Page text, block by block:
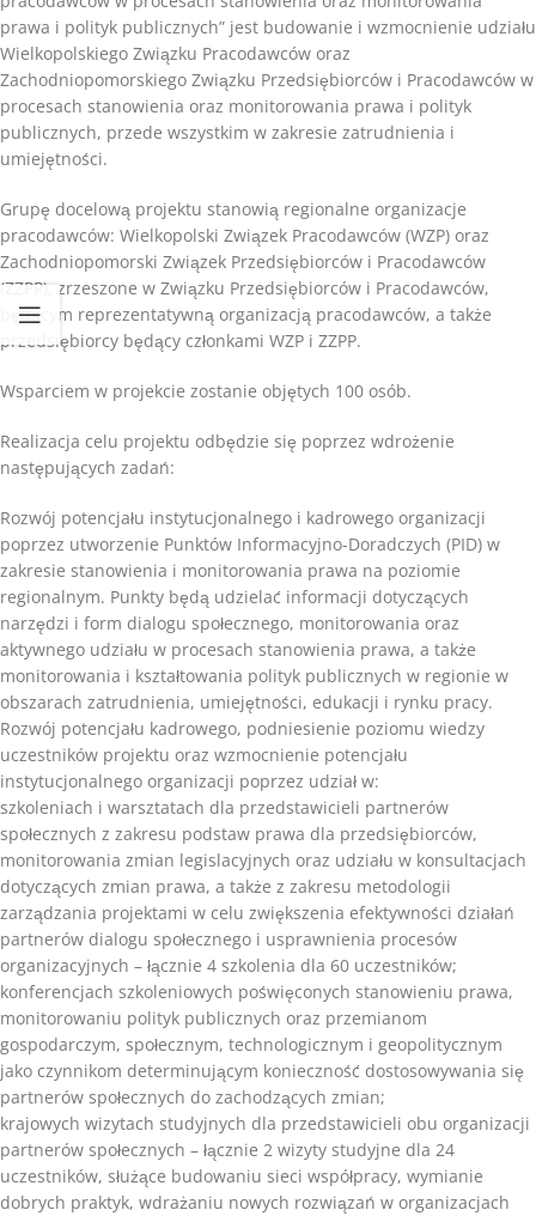
prawa i polityk publicznych” jest budowanie i wzmocnienie udziału
Wielkopolskiego Związku Pracodawców oraz
Zachodniopomorskiego Związku Przedsiębiorców i Pracodawców w
procesach stanowienia oraz monitorowania prawa i polityk
publicznych, przede wszystkim w zakresie zatrudnienia i
umiejętności.
Grupę docelową projektu stanowią regionalne organizacje
pracodawców: Wielkopolski Związek Pracodawców (WZP) oraz
Zachodniopomorski Związek Przedsiębiorców i Pracodawców
(ZZPP), zrzeszone w Związku Przedsiębiorców i Pracodawców,
będącym reprezentatywną organizacją pracodawców, a także
przedsiębiorcy będący członkami WZP i ZZPP.
Wsparciem w projekcie zostanie objętych 100 osób.
Realizacja celu projektu odbędzie się poprzez wdrożenie
następujących zadań:
Rozwój potencjału instytucjonalnego i kadrowego organizacji
poprzez utworzenie Punktów Informacyjno-Doradczych (PID) w
zakresie stanowienia i monitorowania prawa na poziomie
regionalnym. Punkty będą udzielać informacji dotyczących
narzędzi i form dialogu społecznego, monitorowania oraz
aktywnego udziału w procesach stanowienia prawa, a także
monitorowania i kształtowania polityk publicznych w regionie w
obszarach zatrudnienia, umiejętności, edukacji i rynku pracy.
Rozwój potencjału kadrowego, podniesienie poziomu wiedzy
uczestników projektu oraz wzmocnienie potencjału
instytucjonalnego organizacji poprzez udział w:
szkoleniach i warsztatach dla przedstawicieli partnerów
społecznych z zakresu podstaw prawa dla przedsiębiorców,
monitorowania zmian legislacyjnych oraz udziału w konsultacjach
dotyczących zmian prawa, a także z zakresu metodologii
zarządzania projektami w celu zwiększenia efektywności działań
partnerów dialogu społecznego i usprawnienia procesów
organizacyjnych – łącznie 4 szkolenia dla 60 uczestników;
konferencjach szkoleniowych poświęconych stanowieniu prawa,
monitorowaniu polityk publicznych oraz przemianom
gospodarczym, społecznym, technologicznym i geopolitycznym
jako czynnikom determinującym konieczność dostosowywania się
partnerów społecznych do zachodzących zmian;
krajowych wizytach studyjnych dla przedstawicieli obu organizacji
partnerów społecznych – łącznie 2 wizyty studyjne dla 24
uczestników, służące budowaniu sieci współpracy, wymianie
dobrych praktyk, wdrażaniu nowych rozwiązań w organizacjach